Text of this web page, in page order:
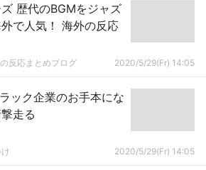
歴代のBGMをジャズ
で人気！ 海外の反応
反応まとめブログ 2020/5/29(Fr) 14:05
ック企業のお手本にな
走る
2020/5/29(Fr) 14:05